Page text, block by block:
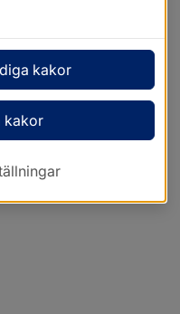
kakor
kakor